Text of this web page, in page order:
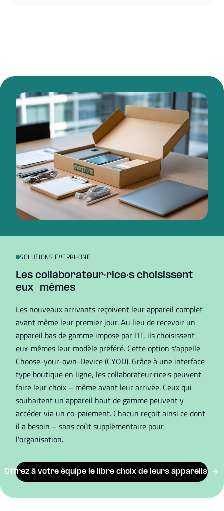
SOLUTIONS EVERPHONE
Les collaborateur·rice·s choisissent
eux-mêmes
Les nouveaux arrivants reçoivent leur appareil complet
avant même leur premier jour. Au lieu de recevoir un
appareil bas de gamme imposé par l'IT, ils choisissent
eux-mêmes leur modèle préféré. Cette option s'appelle
Choose-your-own-Device (CYOD). Grâce à une interface
type boutique en ligne, les collaborateur·rice·s peuvent
faire leur choix – même avant leur arrivée. Ceux qui
souhaitent un appareil haut de gamme peuvent y
accéder via un co-paiement. Chacun reçoit ainsi ce dont
il a besoin – sans coût supplémentaire pour
l'organisation.
Offrez à votre équipe le libre choix de leurs appareils